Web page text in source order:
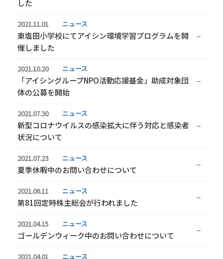
した
ニュース
2021.11.01
東塩田小学校にてアイシン環境学習プログラムを開
催しました
ニュース
2021.10.20
「アイシングループNPO活動応援基金」助成対象団
体の公募を開始
ニュース
2021.07.30
新型コロナウイルスの感染拡大に伴う対応と感染者
状況について
ニュース
2021.07.23
夏季休暇中のお問い合わせについて
ニュース
2021.06.11
第81回定時株主総会が行われました
ニュース
2021.04.15
ゴールデンウィーク中のお問い合わせについて
ニュース
2021.04.01